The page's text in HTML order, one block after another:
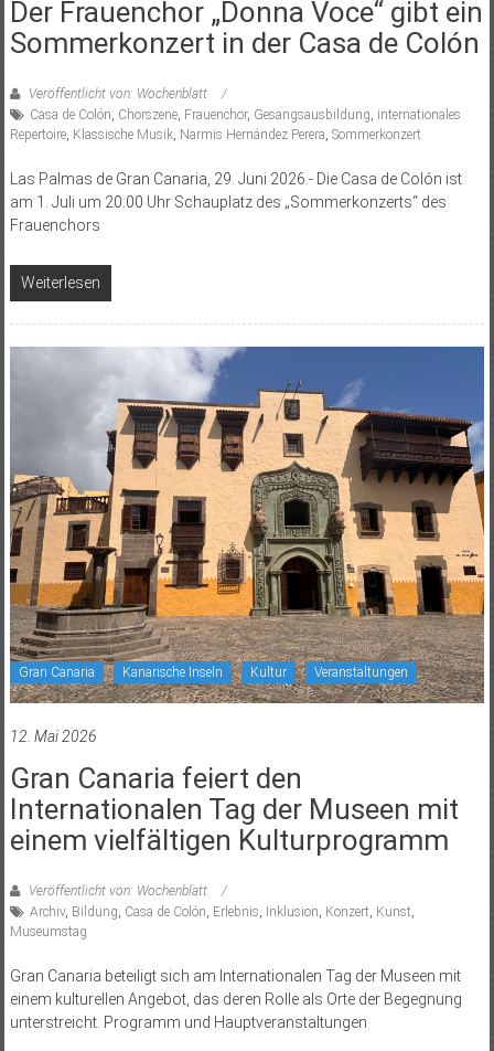
Der Frauenchor „Donna Voce“ gibt ein
Sommerkonzert in der Casa de Colón
Veröffentlicht von: Wochenblatt
Casa de Colón, Chorszene, Frauenchor, Gesangsausbildung, internationales
Repertoire, Klassische Musik, Narmis Hernández Perera, Sommerkonzert
Las Palmas de Gran Canaria, 29. Juni 2026.- Die Casa de Colón ist
am 1. Juli um 20:00 Uhr Schauplatz des „Sommerkonzerts“ des
Frauenchors
Weiterlesen
Gran Canaria Kanarische Inseln Kultur Veranstaltungen
12. Mai 2026
Gran Canaria feiert den
Internationalen Tag der Museen mit
einem vielfältigen Kulturprogramm
Veröffentlicht von: Wochenblatt
Archiv, Bildung, Casa de Colón, Erlebnis, Inklusion, Konzert, Kunst,
Museumstag
Gran Canaria beteiligt sich am Internationalen Tag der Museen mit
einem kulturellen Angebot, das deren Rolle als Orte der Begegnung
unterstreicht. Programm und Hauptveranstaltungen